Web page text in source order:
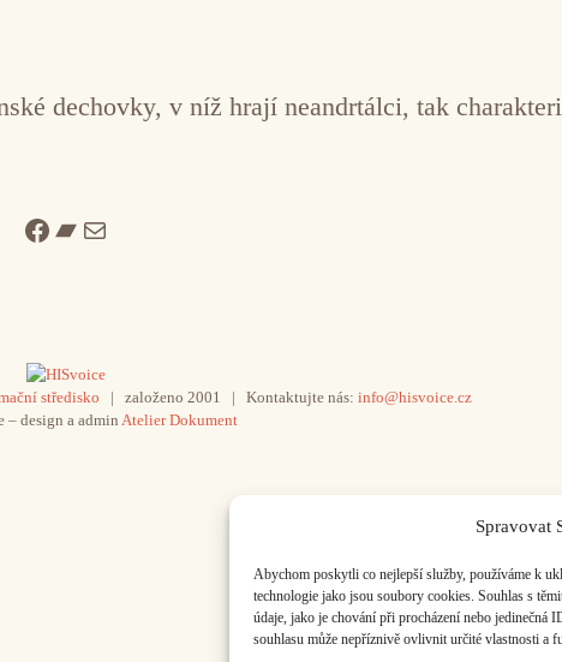
Spravovat
Abychom poskytli co nejlepší služby, používáme k
technologie jako jsou soubory cookies. Souhlas s
údaje, jako je chování při procházení nebo jedinečná
souhlasu může nepříznivě ovlivnit určité vlastnosti a
dechovky, v níž hrají neandrtálci, tak
Facebook
Bandcamp
Mail
středisko | založeno 2001 | Kontaktujte nás: info@hisvoice.cz
design a admin Atelier Dokument